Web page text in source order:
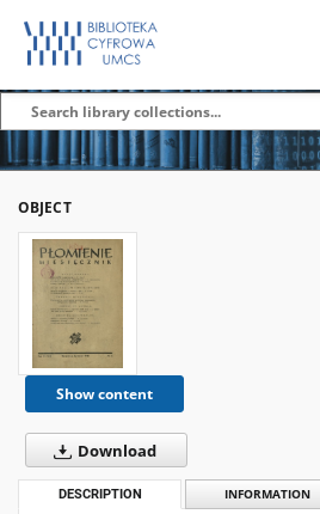
OBJECT
Show content
Download
DESCRIPTION INFORMATION